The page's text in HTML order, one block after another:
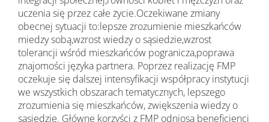
uczenia się przez całe życie.Oczekiwane zmiany
obecnej sytuacji to:lepsze zrozumienie mieszkańców
miedzy sobą,wzrost wiedzy o sąsiedzie,wzrost
tolerancji wśród mieszkańców pogranicza,poprawa
znajomości języka partnera. Poprzez realizację FMP
oczekuje się dalszej intensyfikacji współpracy instytucji
we wszystkich obszarach tematycznych, lepszego
zrozumienia się mieszkańców, zwiększenia wiedzy o
sąsiedzie. Główne korzyści z FMP odniosą beneficjenci